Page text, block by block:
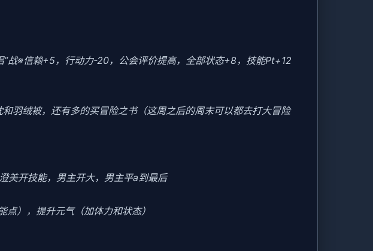
战※信赖+5，行动力-20，公会评价提高，全部状态+8，技能Pt+12
羽绒被，还有多的买冒险之书（这周之后的周末可以都去打大冒险
美开技能，男主开大，男主平a到最后
），提升元气（加体力和状态）